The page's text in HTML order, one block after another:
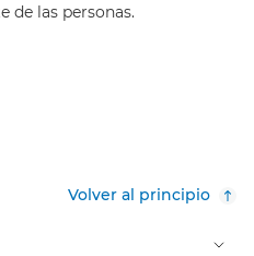
de las personas.
Volver al principio